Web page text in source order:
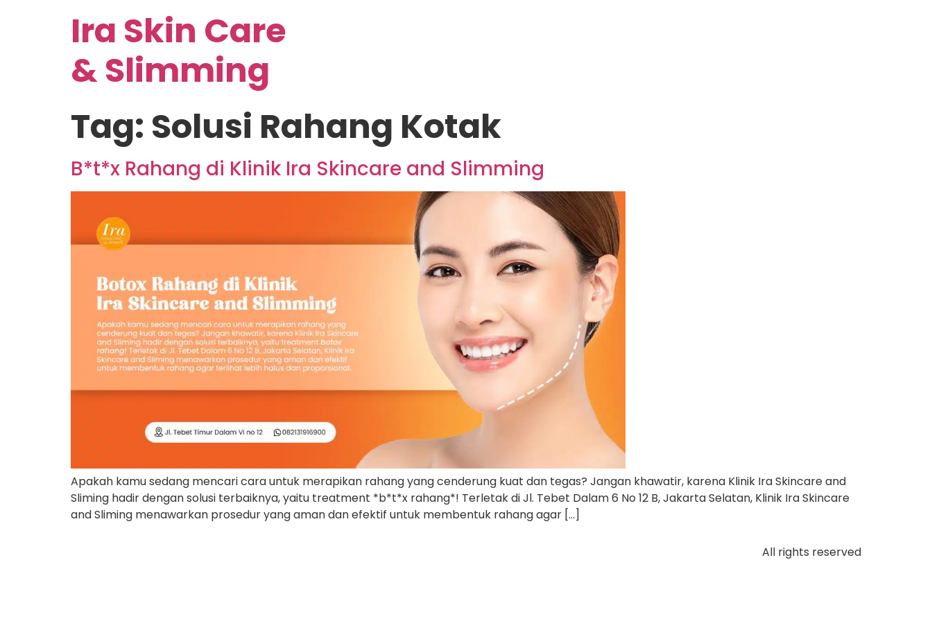
Ira Skin Care
& Slimming
Tag: Solusi Rahang Kotak
B*t*x Rahang di Klinik Ira Skincare and Slimming
Apakah kamu sedang mencari cara untuk merapikan rahang yang cenderung kuat dan tegas? Jangan khawatir, karena Klinik Ira Skincare and
Sliming hadir dengan solusi terbaiknya, yaitu treatment *b*t*x rahang*! Terletak di Jl. Tebet Dalam 6 No 12 B, Jakarta Selatan, Klinik Ira Skincare
and Sliming menawarkan prosedur yang aman dan efektif untuk membentuk rahang agar […]
All rights reserved